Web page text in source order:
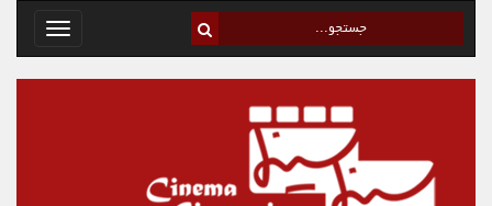
Toggle